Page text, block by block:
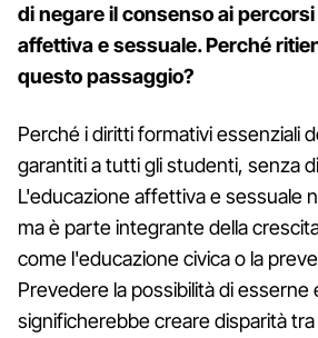
di negare il consenso ai
affettiva e sessuale. Perché
questo passaggio?
Perché i diritti formativi essenziali
garantiti a tutti gli studenti, senza
L'educazione affettiva e sessuale
ma è parte integrante della
come l'educazione civica o la
Prevedere la possibilità di esserne
significherebbe creare disparità